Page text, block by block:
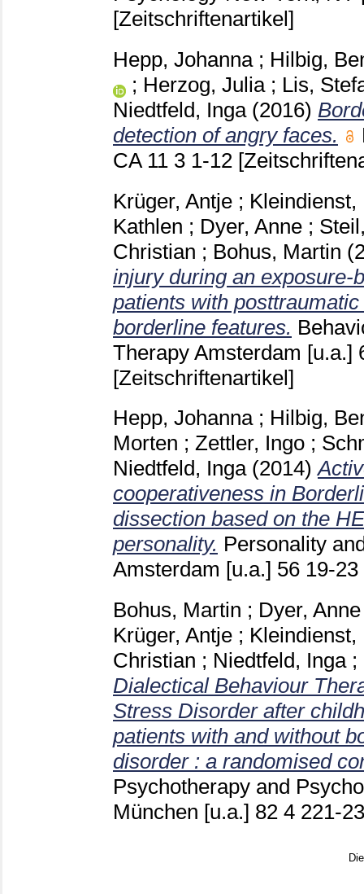
[Zeitschriftenartikel]
Hepp, Johanna; Hilbig,
; Herzog, Julia; Lis,
Niedtfeld, Inga (2016)
detection of angry faces.
CA 11 3 1-12
Krüger, Antje ;
Kathlen ; Dyer, Anne ;
Christian ; Bohus, Martin
injury during an exposure-
patients with
borderline features.
Therapy Amsterdam [u.a.]
[Zeitschriftenartikel]
Hepp, Johanna; Hilbig,
Morten ; Zettler, Ingo ;
Niedtfeld, Inga (2014)
cooperativeness in
dissection based on the
personality. Personality
Amsterdam [u.a.] 56 19-23
Bohus, Martin ; Dyer, Anne
Krüger, Antje ;
Christian ; Niedtfeld, Inga;
Dialectical Behaviour
Stress Disorder after
patients with and without
disorder : a randomised
Psychotherapy and
München [u.a.] 82 4 221-